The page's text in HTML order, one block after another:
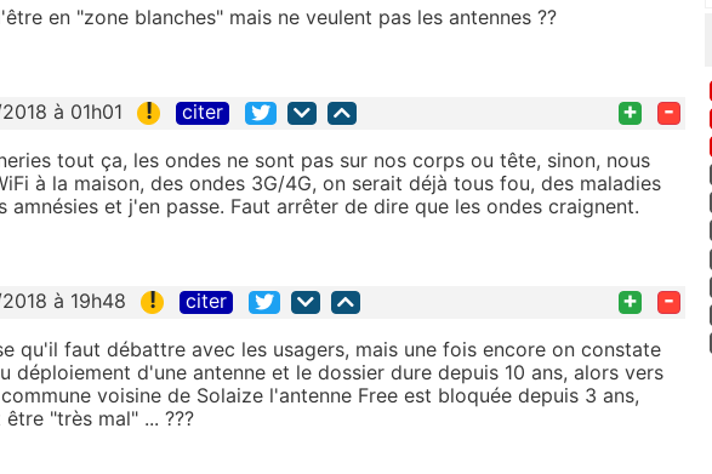
en "zone blanches" mais ne veulent pas les antennes ??
à 01h01 ! citer + -
tout ça, les ondes ne sont pas sur nos corps ou tête, sinon, nous
à la maison, des ondes 3G/4G, on serait déjà tous fou, des maladies
amnésies et j'en passe. Faut arrêter de dire que les ondes craignent.
à 19h48 ! citer + -
qu'il faut débattre avec les usagers, mais une fois encore on constate
déploiement d'une antenne et le dossier dure depuis 10 ans, alors vers
voisine de Solaize l'antenne Free est bloquée depuis 3 ans,
"très mal" ... ???